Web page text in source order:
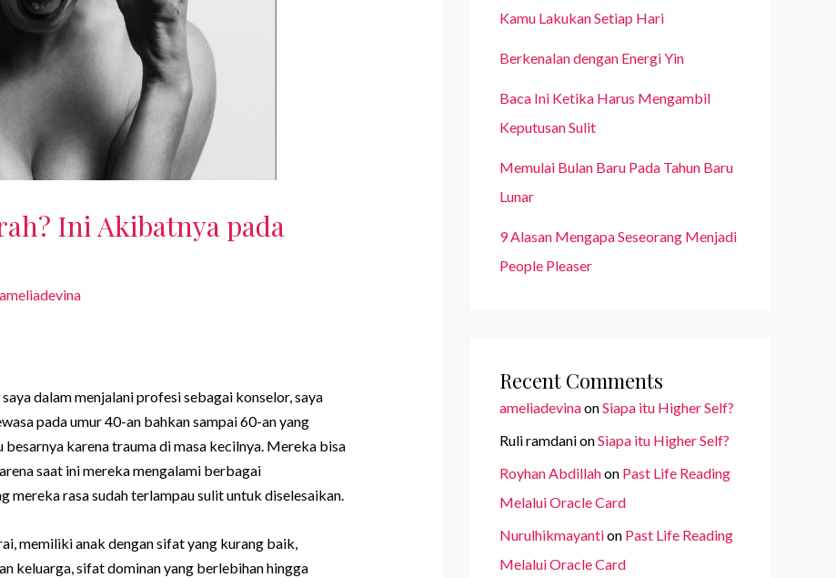
Ini Akibatnya pada
ameliadevina
dalam menjalani profesi sebagai konselor, saya
pada umur 40-an bahkan sampai 60-an yang
karena trauma di masa kecilnya. Mereka bisa
saat ini mereka mengalami berbagai
mereka rasa sudah terlampau sulit untuk diselesaikan.
memiliki anak dengan sifat yang kurang baik,
keluarga, sifat dominan yang berlebihan hingga
Kamu Lakukan Setiap Hari
Berkenalan dengan Energi Yin
Baca Ini Ketika Harus Mengambil
Keputusan Sulit
Memulai Bulan Baru Pada Tahun Baru
Lunar
9 Alasan Mengapa Seseorang Menjadi
People Pleaser
Recent Comments
ameliadevinaonSiapa itu Higher Self?
Ruli ramdanionSiapa itu Higher Self?
Royhan Abdillahon Past Life Reading
Melalui Oracle Card
Nurulhikmayantion Past Life Reading
Melalui Oracle Card